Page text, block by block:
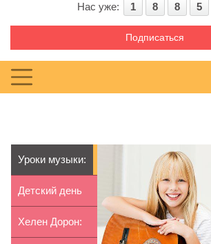
Нас уже: 1 8 8 5
Подписаться
Уроки музыки:
гитара для
ребенк...
Детский день
рождения в
Хелен Дорон: